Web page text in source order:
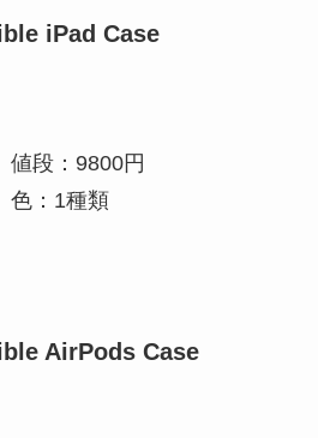
iPad Case
値段：9800円
色：1種類
AirPods Case